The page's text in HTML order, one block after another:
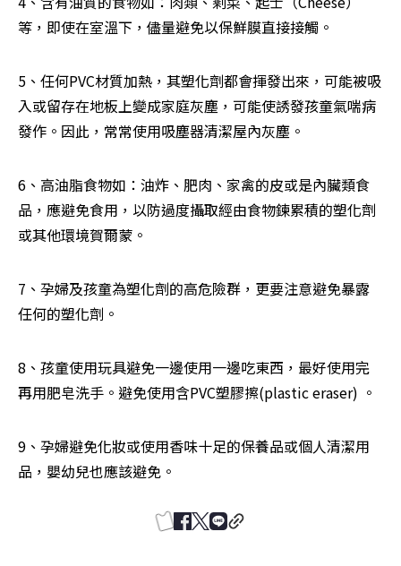
等，即使在室溫下，儘量避免以保鮮膜直接接觸。
5、任何PVC材質加熱，其塑化劑都會揮發出來，可能被吸
入或留存在地板上變成家庭灰塵，可能使誘發孩童氣喘病
發作。因此，常常使用吸塵器清潔屋內灰塵。
6、高油脂食物如：油炸、肥肉、家禽的皮或是內臟類食
品，應避免食用，以防過度攝取經由食物鍊累積的塑化劑
或其他環境賀爾蒙。
7、孕婦及孩童為塑化劑的高危險群，更要注意避免暴露
任何的塑化劑。
8、孩童使用玩具避免一邊使用一邊吃東西，最好使用完
再用肥皂洗手。避免使用含PVC塑膠擦(plastic eraser) 。
9、孕婦避免化妝或使用香味十足的保養品或個人清潔用
品，嬰幼兒也應該避免。